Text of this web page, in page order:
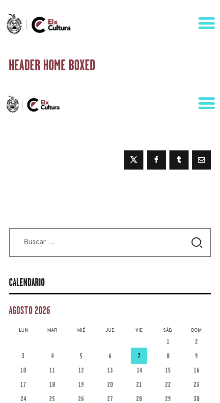
ÁREAS
HEADER HOME BOXED
CALENDARIO
AGOSTO 2026
LUN MAR MIÉ JUE VIE SÁB DOM
1
2
3
4 5 6 7 8
9
10
11 12 13 14 15
16
17
18 19 20 21 22
23
24
25 26 27 28 29
30